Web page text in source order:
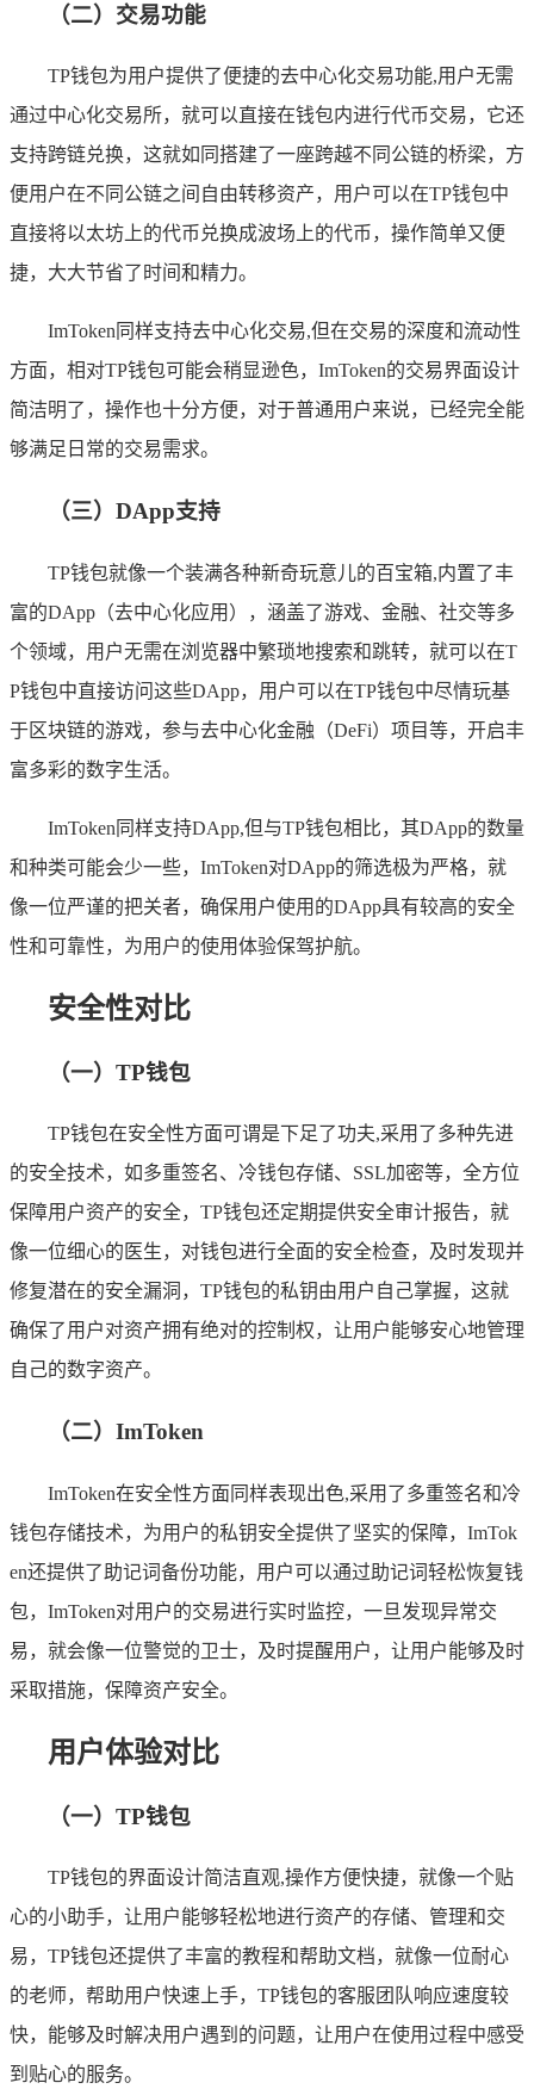
（二）交易功能
TP钱包为用户提供了便捷的去中心化交易功能,用户无需
通过中心化交易所，就可以直接在钱包内进行代币交易，它还
支持跨链兑换，这就如同搭建了一座跨越不同公链的桥梁，方
便用户在不同公链之间自由转移资产，用户可以在TP钱包中
直接将以太坊上的代币兑换成波场上的代币，操作简单又便
捷，大大节省了时间和精力。
ImToken同样支持去中心化交易,但在交易的深度和流动性
方面，相对TP钱包可能会稍显逊色，ImToken的交易界面设计
简洁明了，操作也十分方便，对于普通用户来说，已经完全能
够满足日常的交易需求。
（三）DApp支持
TP钱包就像一个装满各种新奇玩意儿的百宝箱,内置了丰
富的DApp（去中心化应用），涵盖了游戏、金融、社交等多
个领域，用户无需在浏览器中繁琐地搜索和跳转，就可以在T
P钱包中直接访问这些DApp，用户可以在TP钱包中尽情玩基
于区块链的游戏，参与去中心化金融（DeFi）项目等，开启丰
富多彩的数字生活。
ImToken同样支持DApp,但与TP钱包相比，其DApp的数量
和种类可能会少一些，ImToken对DApp的筛选极为严格，就
像一位严谨的把关者，确保用户使用的DApp具有较高的安全
性和可靠性，为用户的使用体验保驾护航。
安全性对比
（一）TP钱包
TP钱包在安全性方面可谓是下足了功夫,采用了多种先进
的安全技术，如多重签名、冷钱包存储、SSL加密等，全方位
保障用户资产的安全，TP钱包还定期提供安全审计报告，就
像一位细心的医生，对钱包进行全面的安全检查，及时发现并
修复潜在的安全漏洞，TP钱包的私钥由用户自己掌握，这就
确保了用户对资产拥有绝对的控制权，让用户能够安心地管理
自己的数字资产。
（二）ImToken
ImToken在安全性方面同样表现出色,采用了多重签名和冷
钱包存储技术，为用户的私钥安全提供了坚实的保障，ImTok
en还提供了助记词备份功能，用户可以通过助记词轻松恢复钱
包，ImToken对用户的交易进行实时监控，一旦发现异常交
易，就会像一位警觉的卫士，及时提醒用户，让用户能够及时
采取措施，保障资产安全。
用户体验对比
（一）TP钱包
TP钱包的界面设计简洁直观,操作方便快捷，就像一个贴
心的小助手，让用户能够轻松地进行资产的存储、管理和交
易，TP钱包还提供了丰富的教程和帮助文档，就像一位耐心
的老师，帮助用户快速上手，TP钱包的客服团队响应速度较
快，能够及时解决用户遇到的问题，让用户在使用过程中感受
到贴心的服务。